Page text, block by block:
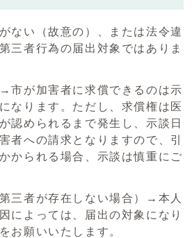
ない（故意の）、または法令違
三者行為の届出対象ではありま
市が加害者に求償できるのは示
なります。ただし、求償権は医
認められるまで発生し、示談日
者への請求となりますので、引
かられる場合、示談は慎重にご
三者が存在しない場合）→本人
によっては、届出の対象になり
お願いいたします。